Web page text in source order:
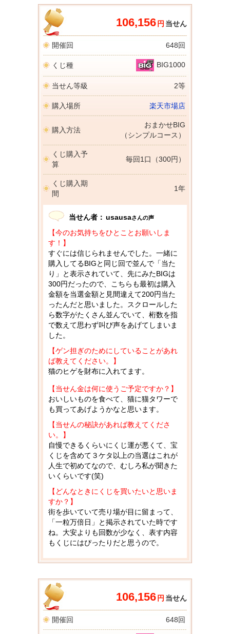
106,156 円 当せん
開催回 648回
くじ種 BIG1000
当せん等級 2等
購入場所 楽天市場店
購入方法
おまかせBIG
（シンプルコース）
くじ購入予
算
毎回1口（300円）
くじ購入期
間
1年
当せん者： usausaさんの声
【今のお気持ちをひとことお願いしま
す！】
すぐには信じられませんでした。一緒に
購入してるBIGと同じ回で並んで「当た
り」と表示されていて、先にみたBIGは
300円だったので、こちらも最初は購入
金額を当選金額と見間違えて200円当た
ったんだと思いました。スクロールした
ら数字がたくさん並んでいて、桁数を指
で数えて思わず叫び声をあげてしまいま
した。
【ゲン担ぎのためにしていることがあれ
ば教えてください。】
猫のヒゲを財布に入れてます。
【当せん金は何に使うご予定ですか？】
おいしいものを食べて、猫に猫タワーで
も買ってあげようかなと思います。
【当せんの秘訣があれば教えてくださ
い。】
自慢できるくらいにくじ運が悪くて、宝
くじを含めて３ケタ以上の当選はこれが
人生で初めてなので、むしろ私が聞きた
いくらいです(笑)
【どんなときにくじを買いたいと思いま
すか？】
街を歩いていて売り場が目に留まって、
「一粒万倍日」と掲示されていた時です
ね。大安よりも回数が少なく、表す内容
もくじにはぴったりだと思うので。
106,156円 当せん
開催回 648回